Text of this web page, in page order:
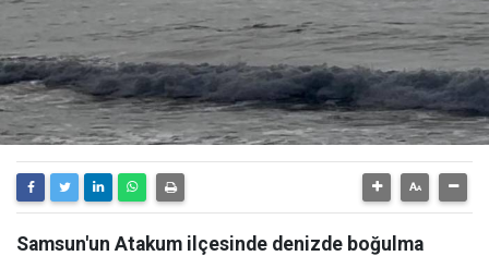
Samsun'un Atakum ilçesinde denizde boğulma